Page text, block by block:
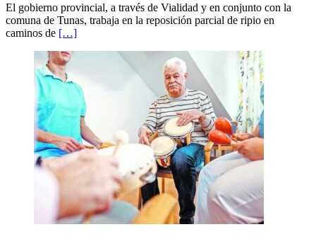
El gobierno provincial, a través de Vialidad y en conjunto con la
comuna de Tunas, trabaja en la reposición parcial de ripio en
caminos de […]